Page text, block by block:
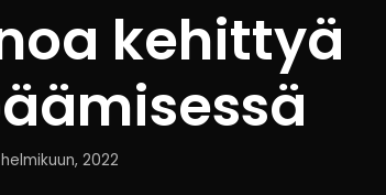
kehittyä
2022